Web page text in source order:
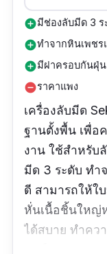
add_circleมีช่องลับมีด 3 ร
add_circleทำจากหินเพชร
add_circleมีฝาครอบกันฝุ่น
remove_circleราคาแพง
เครื่องลับมีด
ฐานตั้งพื้น เพื่อ
งาน ใช้สำหรับ
มีด 3 ระดับ ทำ
ดี สามารถให้ใ
หั่นเนื้อชิ้นใหญ่
ได้สบาย ทำคว